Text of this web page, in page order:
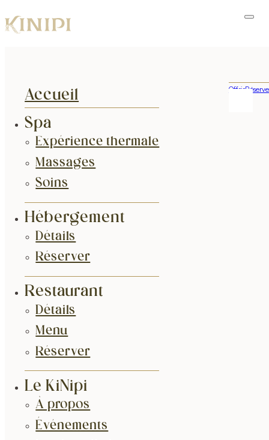
Accueil
Spa
Expérience thermale
Massages
Soins
Hébergement
Détails
Réserver
Restaurant
Détails
Menu
Réserver
Le KiNipi
À propos
Événements
Offrir